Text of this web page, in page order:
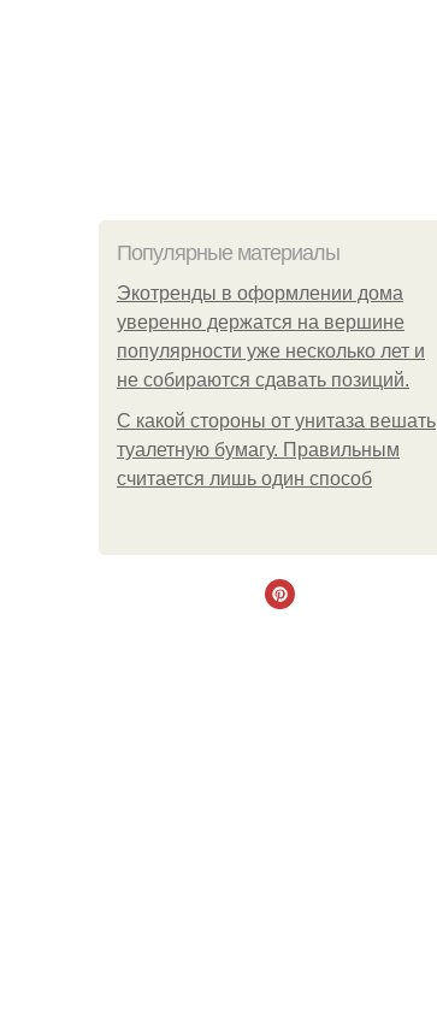
Популярные материалы
Экотренды в оформлении дома
уверенно держатся на вершине
популярности уже несколько лет и
не собираются сдавать позиций.
С какой стороны от унитаза вешать
туалетную бумагу. Правильным
считается лишь один способ